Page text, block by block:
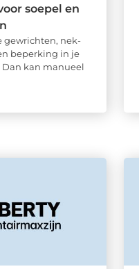
soepel en
gewrichten, nek-
beperking in je
kan manueel